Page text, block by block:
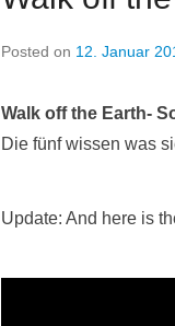
Posted on 12. Januar
Walk off the Earth-
Die fünf wissen was
Update: And here is